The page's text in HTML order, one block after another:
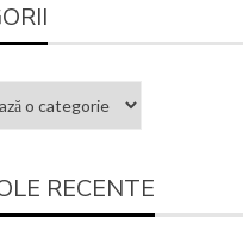
RECENTE